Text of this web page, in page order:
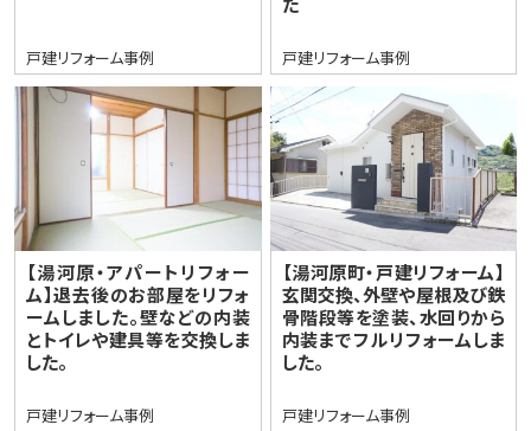
戸建リフォーム事例 戸建リフォーム事例
【湯河原・アパートリフォー
ム】退去後のお部屋をリフォ
ームしました。壁などの内装
とトイレや建具等を交換しま
した。
戸建リフォーム事例
【湯河原町・戸建リフォーム】
玄関交換、外壁や屋根及び鉄
骨階段等を塗装、水回りから
内装までフルリフォームしま
した。
戸建リフォーム事例